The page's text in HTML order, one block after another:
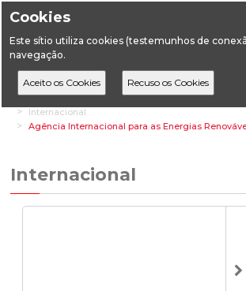
Cookies
Este sítio utiliza cookies (testemunhos de
navegação.
HomeÁreas Transversais
Relações Institucionais
Internacional
Agência Internacional para as Energias
Internacional